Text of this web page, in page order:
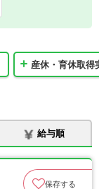
産休・育休取得
給与順
保存する